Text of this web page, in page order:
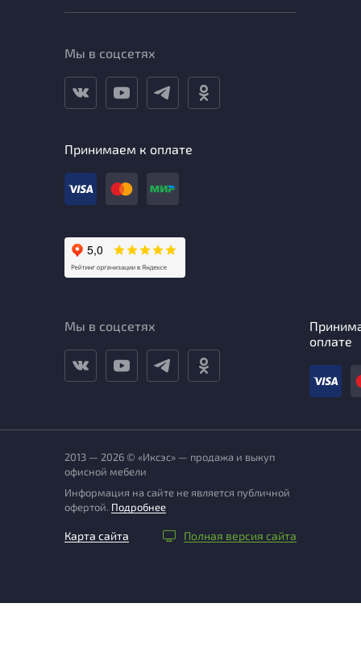
Мы в соцсетях
Принимаем к оплате
Мы в соцсетях
оплате
2013 — 2026 © «Иксэс» — продажа и выкуп
офисной мебели
Информация на сайте не является публичной
офертой. Подробнее
Карта сайта Полная версия сайта